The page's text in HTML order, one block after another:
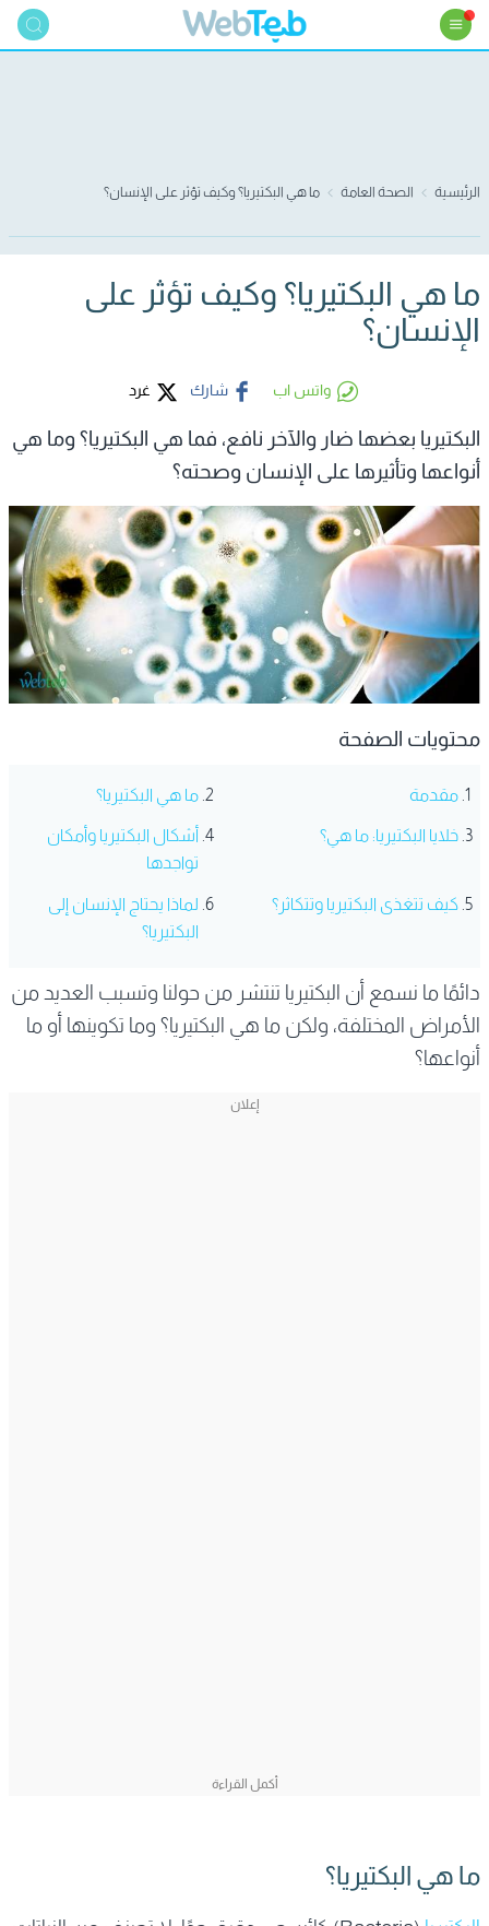
الرئيسية الصحة العامة ما هي البكتيريا؟ وكيف تؤثر على الإنسان؟
ما هي البكتيريا؟ وكيف تؤثر على
الإنسان؟
واتس اب شارك غرد
البكتيريا بعضها ضار والآخر نافع، فما هي البكتيريا؟ وما هي
أنواعها وتأثيرها على الإنسان وصحته؟
محتويات الصفحة
مقدمة ما هي البكتيريا؟
خلايا البكتيريا: ما هي؟
أشكال البكتيريا وأمكان
تواجدها
كيف تتغذى البكتيريا وتتكاثر؟
لماذا يحتاج الإنسان إلى
البكتيريا؟
دائمًا ما نسمع أن البكتيريا تنتشر من حولنا وتسبب العديد من
الأمراض المختلفة، ولكن ما هي البكتيريا؟ وما تكوينها أو ما
أنواعها؟
ما هي البكتيريا؟